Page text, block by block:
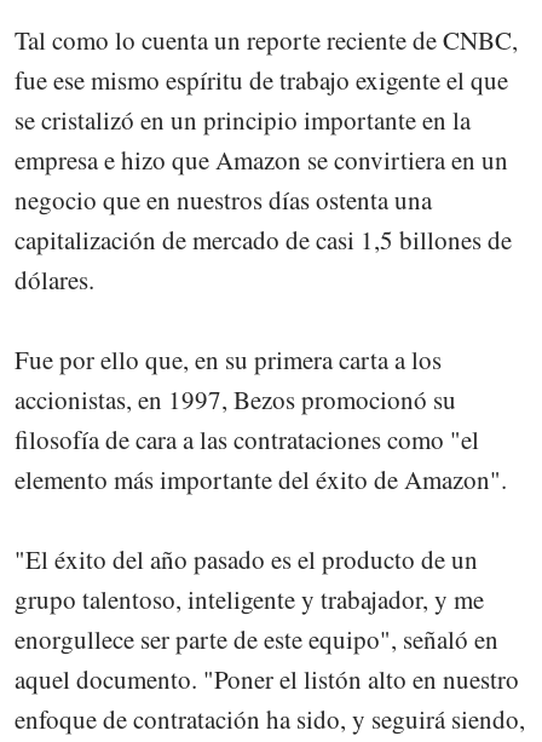
Tal como lo cuenta un reporte reciente de CNBC,
fue ese mismo espíritu de trabajo exigente el que
se cristalizó en un principio importante en la
empresa e hizo que Amazon se convirtiera en un
negocio que en nuestros días ostenta una
capitalización de mercado de casi 1,5 billones de
dólares.
Fue por ello que, en su primera carta a los
accionistas, en 1997, Bezos promocionó su
filosofía de cara a las contrataciones como "el
elemento más importante del éxito de Amazon".
"El éxito del año pasado es el producto de un
grupo talentoso, inteligente y trabajador, y me
enorgullece ser parte de este equipo", señaló en
aquel documento. "Poner el listón alto en nuestro
enfoque de contratación ha sido, y seguirá siendo,